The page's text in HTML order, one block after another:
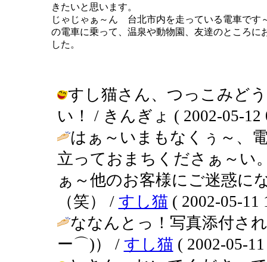
きたいと思います。
じゃじゃぁ～ん 台北市内を走っている電車です
の電車に乗って、温泉や動物園、友達のところに
した。
すし猫さん、つっこみど
い！ / きんぎょ ( 2002-05-12
はぁ～いまもなくぅ～、
立っておまちくださぁ～い
ぁ～他のお客様にご迷惑に
（笑） / すし猫 ( 2002-05-11
ななんとっ！写真添付さ
ー⌒)） / すし猫 ( 2002-05-